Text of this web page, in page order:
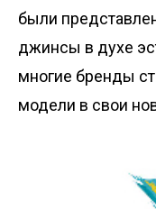
были
джинсы в духе
многие бренды
модели в свои